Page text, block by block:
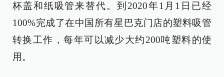
杯盖和纸吸管来替代。到2020年1月1日已经
100%完成了在中国所有星巴克门店的塑料吸管
转换工作，每年可以减少大约200吨塑料的使
用。